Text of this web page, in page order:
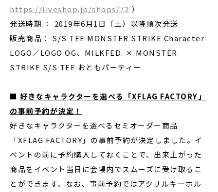
https://liveshop.jp/shops/72 ）
発送時期 ： 2019年6月1日（土）以降順次発送
販売商品： S/S TEE MONSTER STRIKE Character
LOGO／LOGO OG、MILKFED. × MONSTER
STRIKE S/S TEE おともパーティー
■ 好きなキャラクターを選べる「XFLAG FACTORY」
の事前予約が決定！
好きなキャラクターを選べるセミオーダー商品
「XFLAG FACTORY」の事前予約が決定しました。イ
ベントの前に予約購入しておくことで、出来上がった
商品をイベント当日に会場内でスムーズに受け取るこ
とができます。なお、事前予約ではアクリルキーホル